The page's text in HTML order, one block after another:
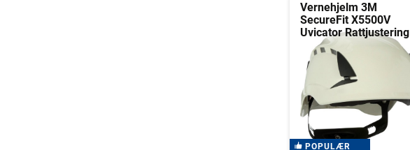
Vernehjelm 3M
SecureFit X5500V
Uvicator Rattjustering
POPULÆR